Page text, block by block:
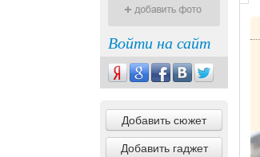
Войти на сайт
Добавить сюжет
Добавить гаджет